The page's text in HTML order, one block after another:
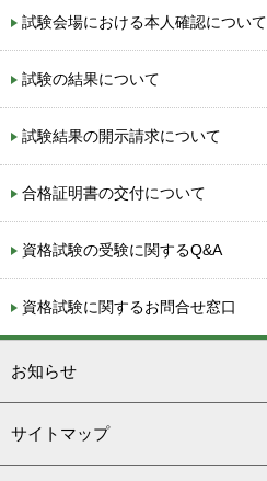
試験会場における本人確認について
試験の結果について
試験結果の開示請求について
合格証明書の交付について
資格試験の受験に関するQ&A
資格試験に関するお問合せ窓口
お知らせ
サイトマップ